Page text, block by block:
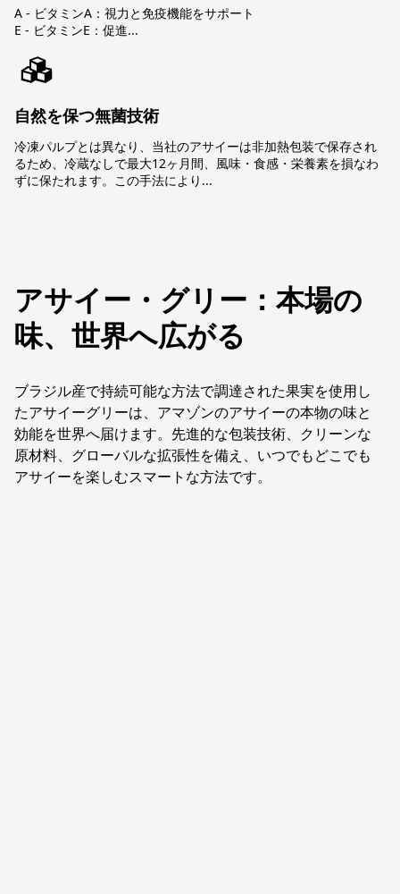
A - ビタミンA：視力と免疫機能をサポート
E - ビタミンE：促進...
自然を保つ無菌技術
冷凍パルプとは異なり、当社のアサイーは非加熱包装で保存され
るため、冷蔵なしで最大12ヶ月間、風味・食感・栄養素を損なわ
ずに保たれます。この手法により...
アサイー・グリー：本場の
味、世界へ広がる
ブラジル産で持続可能な方法で調達された果実を使用し
たアサイーグリーは、アマゾンのアサイーの本物の味と
効能を世界へ届けます。先進的な包装技術、クリーンな
原材料、グローバルな拡張性を備え、いつでもどこでも
アサイーを楽しむスマートな方法です。